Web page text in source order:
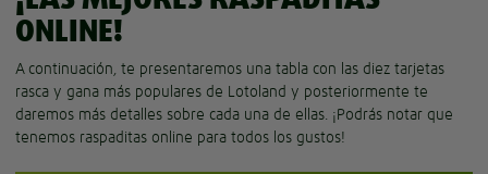
ONLINE!
A continuación, te presentaremos una tabla con las diez tarjetas
rasca y gana más populares de Lotoland y posteriormente te
daremos más detalles sobre cada una de ellas. ¡Podrás notar que
tenemos raspaditas online para todos los gustos!